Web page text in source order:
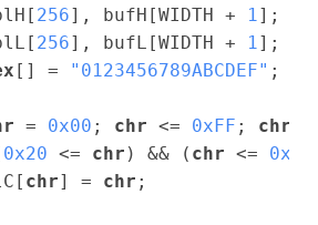
256], bufH[WIDTH + 1];
256], bufL[WIDTH + 1];
[] = "0123456789ABCDEF" ;
= 0x00 ; chr <= 0xFF ; chr
0x20 <= chr ) && ( chr <= 0x7E
chr] = chr ;